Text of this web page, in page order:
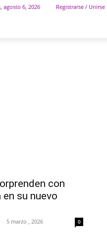
agosto 6, 2026 Registrarse / Unirse
con
su nuevo
- 5 marzo , 2026 0